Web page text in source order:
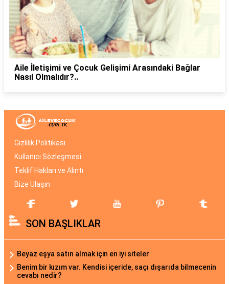
Aile İletişimi ve Çocuk Gelişimi Arasındaki Bağlar
Nasıl Olmalıdır?..
Gizlilik Politikası
Kullanıcı Sözleşmesi
Teklif Hakları ve Alıntı
Bize Ulaşın
SON BAŞLIKLAR
Beyaz eşya satın almak için en iyi siteler
Benim bir kızım var. Kendisi içeride, saçı dışarıda bilmecenin
cevabı nedir?